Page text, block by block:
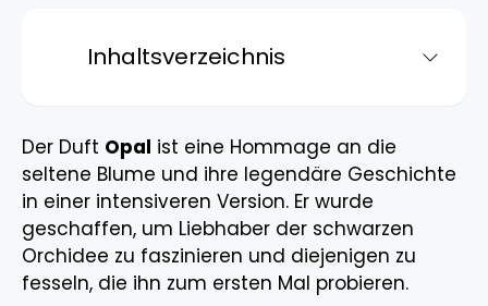
Inhaltsverzeichnis
Der Duft Opal ist eine Hommage an die
seltene Blume und ihre legendäre Geschichte
in einer intensiveren Version. Er wurde
geschaffen, um Liebhaber der schwarzen
Orchidee zu faszinieren und diejenigen zu
fesseln, die ihn zum ersten Mal probieren.